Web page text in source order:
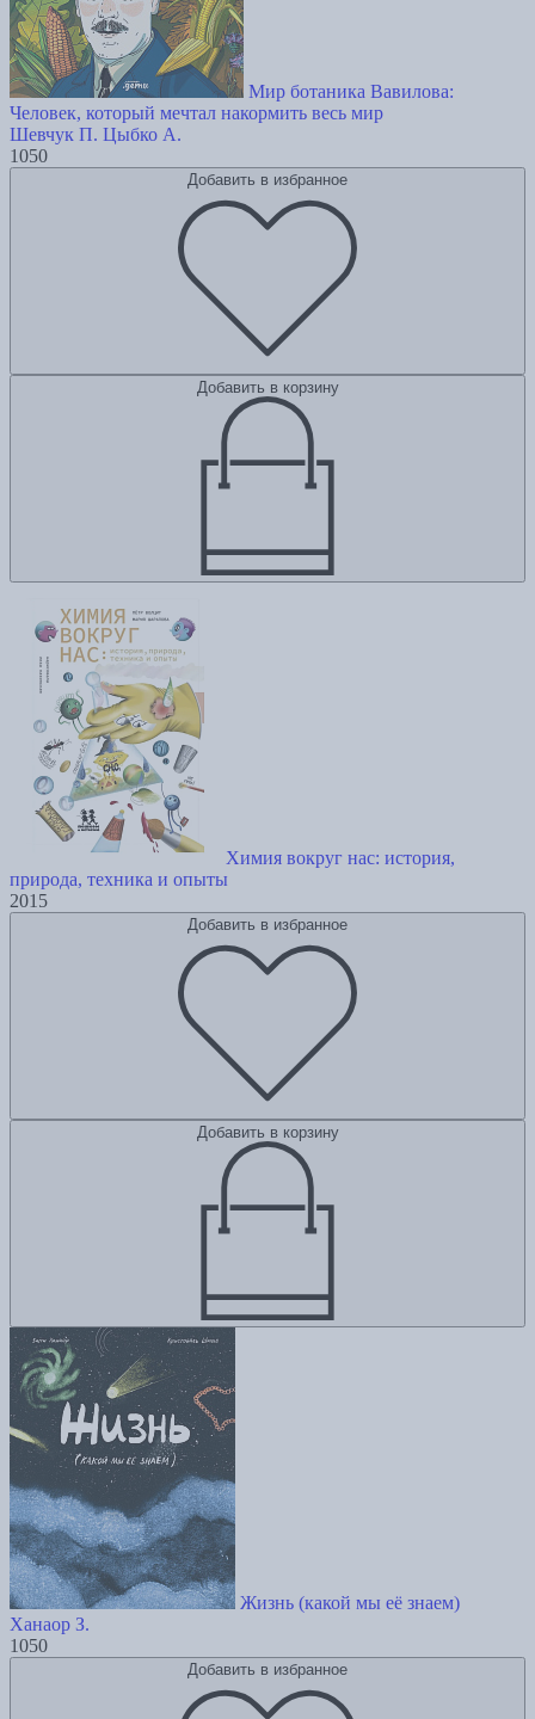
Мир ботаника Вавилова:
Человек, который мечтал накормить весь мир
Шевчук П. Цыбко А.
1050
Добавить в избранное
Добавить в корзину
Химия вокруг нас: история,
природа, техника и опыты
2015
Добавить в избранное
Добавить в корзину
Жизнь (какой мы её знаем)
Ханаор З.
1050
Добавить в избранное